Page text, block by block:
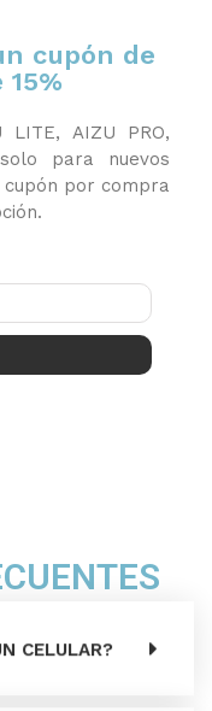
cupón de
AIZU PRO,
para nuevos
cupón por compra
CELULAR?